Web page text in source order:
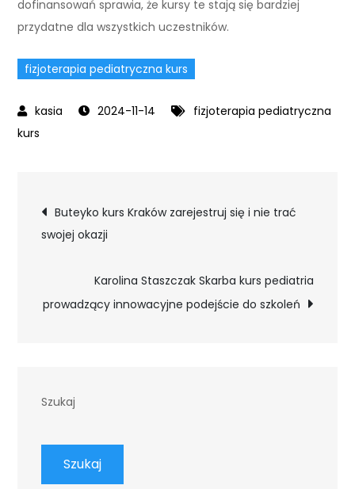
dofinansowań sprawia, że kursy te stają się bardziej
przydatne dla wszystkich uczestników.
fizjoterapia pediatryczna kurs
2024-11-14
fizjoterapia pediatryczna
kurs
Nawigacja
wpisu
Buteyko kurs Kraków zarejestruj się i nie trać
swojej okazji
Karolina Staszczak Skarba kurs pediatria
prowadzący innowacyjne podejście do szkoleń
Szukaj
Szukaj